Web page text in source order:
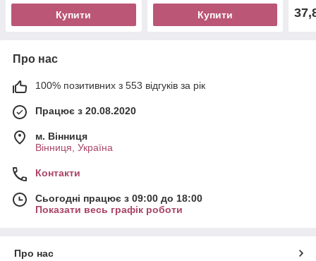
Купити Купити
Про нас
100% позитивних з 553 відгуків за рік
Працює з 20.08.2020
м. Вінниця
Вінниця, Україна
Контакти
Сьогодні працює з 09:00 до 18:00
Показати весь графік роботи
Про нас